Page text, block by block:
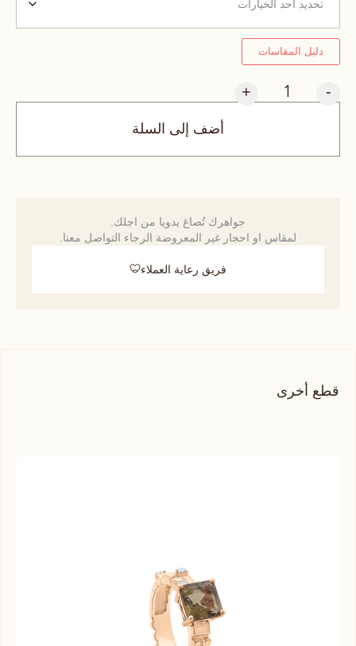
دليل المقاسات
-
+
أضف إلى السلة
جواهرك تُصاغ يدويا من اجلك.
لمقاس او احجار غير المعروضة الرجاء التواصل معنا.
فريق رعاية العملاء
قطع أخرى